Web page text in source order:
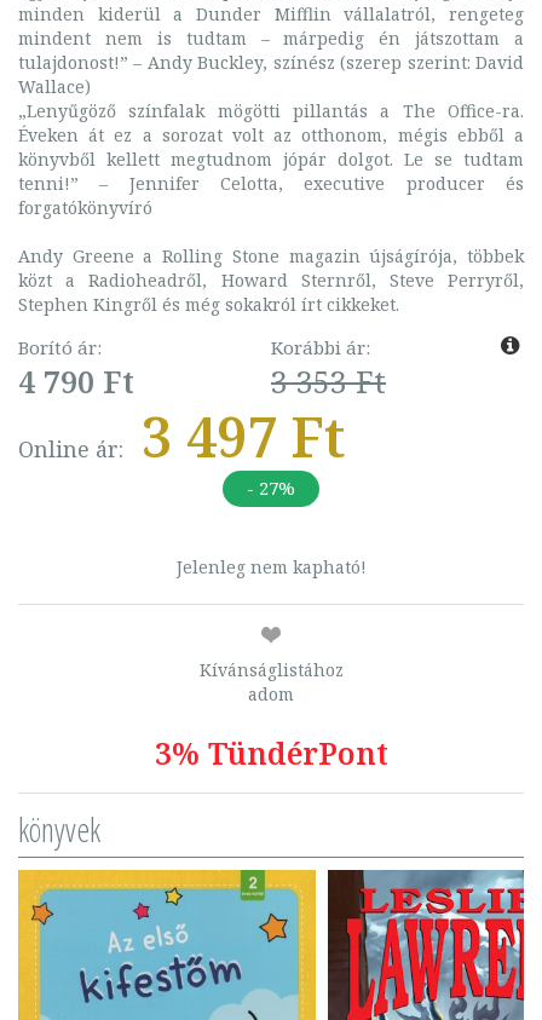
minden kiderül a Dunder Mifflin vállalatról, rengeteg
mindent nem is tudtam – márpedig én játszottam a
tulajdonost!” – Andy Buckley, színész (szerep szerint: David
Wallace)
„Lenyűgöző színfalak mögötti pillantás a The Office-ra.
Éveken át ez a sorozat volt az otthonom, mégis ebből a
könyvből kellett megtudnom jópár dolgot. Le se tudtam
tenni!” – Jennifer Celotta, executive producer és
forgatókönyvíró
Andy Greene a Rolling Stone magazin újságírója, többek
közt a Radioheadről, Howard Sternről, Steve Perryről,
Stephen Kingről és még sokakról írt cikkeket.
Borító ár:
4 790 Ft
Korábbi ár:
3 353 Ft
Online ár: 3 497 Ft
- 27%
Jelenleg nem kapható!
Kívánságlistához
adom
3% TündérPont
könyvek